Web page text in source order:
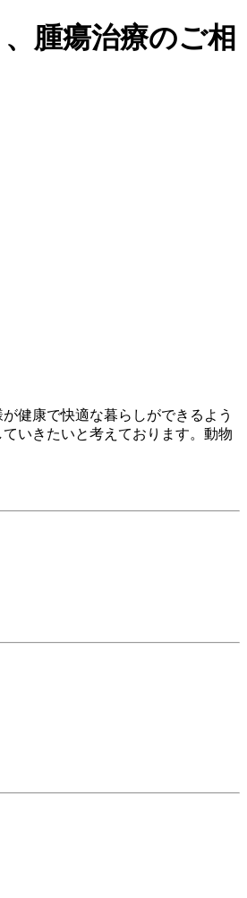
腫瘍治療のご相
健康で快適な暮らしができるよう
いきたいと考えております。動物